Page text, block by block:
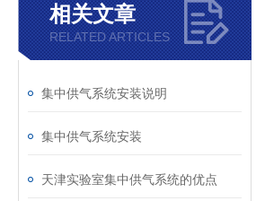
相关文章
RELATED ARTICLES
集中供气系统安装说明
集中供气系统安装
天津实验室集中供气系统的优点